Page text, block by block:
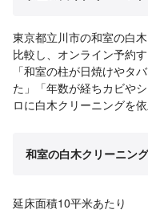
東京都立川市の和室の白
比較し、オンライン予約す
「和室の柱が日焼けやタ
た」「年数が経ちカビや
ロに白木クリーニングを依
和室の白木クリーニン
延床面積10平米あたり